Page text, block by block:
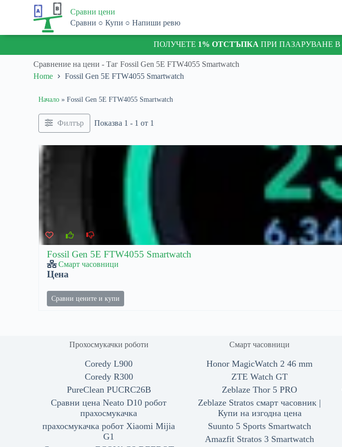
p
o
Сравни цени
Сравни ○ Купи ○ Напиши ревю
ПОЛУЧЕТЕ 1% ОТСТЪПКА ПРИ ПАЗАРУВАНЕ В
Сравнение на цени - Таг Fossil Gen 5E FTW4055 Smartwatch
Home
Fossil Gen 5E FTW4055 Smartwatch
Начало »Fossil Gen 5E FTW4055 Smartwatch
Филтър Показва 1 - 1 от 1
Fossil Gen 5E FTW4055 Smartwatch
Смарт часовници
Цена
Сравни цените и купи
Прохосмукачки роботи
Coredy L900
Coredy R300
PureClean PUCRC26B
Сравни цена Neato D10 робот
прахосмукачка
прахосмукачка робот Xiaomi Mijia
G1
Смарт часовници
Honor MagicWatch 2 46 mm
ZTE Watch GT
Zeblaze Thor 5 PRO
Zeblaze Stratos смарт часовник |
Купи на изгодна цена
Suunto 5 Sports Smartwatch
Amazfit Stratos 3 Smartwatch